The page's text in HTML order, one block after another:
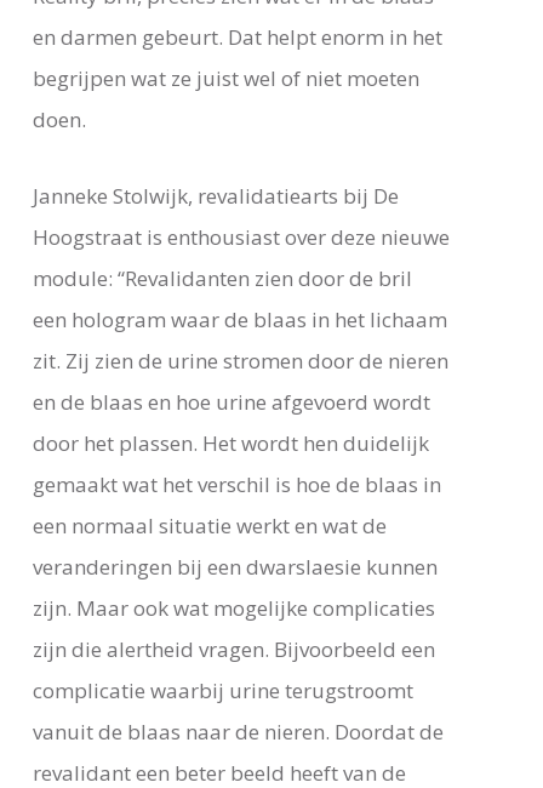
en darmen gebeurt. Dat helpt enorm in het
begrijpen wat ze juist wel of niet moeten
doen.
Janneke Stolwijk, revalidatiearts bij De
Hoogstraat is enthousiast over deze nieuwe
module: “Revalidanten zien door de bril
een hologram waar de blaas in het lichaam
zit. Zij zien de urine stromen door de nieren
en de blaas en hoe urine afgevoerd wordt
door het plassen. Het wordt hen duidelijk
gemaakt wat het verschil is hoe de blaas in
een normaal situatie werkt en wat de
veranderingen bij een dwarslaesie kunnen
zijn. Maar ook wat mogelijke complicaties
zijn die alertheid vragen. Bijvoorbeeld een
complicatie waarbij urine terugstroomt
vanuit de blaas naar de nieren. Doordat de
revalidant een beter beeld heeft van de